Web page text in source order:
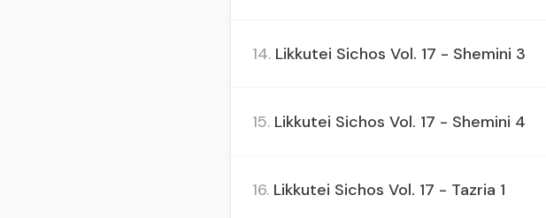
14. Likkutei Sichos Vol. 17 - Shemini 3
15. Likkutei Sichos Vol. 17 - Shemini 4
16. Likkutei Sichos Vol. 17 - Tazria 1